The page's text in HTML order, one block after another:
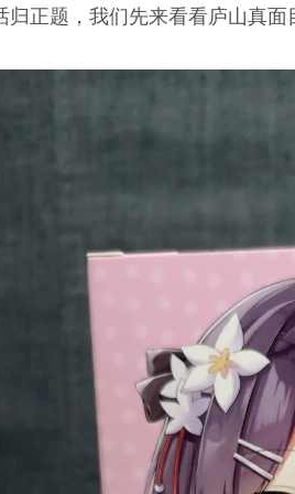
归正题，我们先来看看庐山真面